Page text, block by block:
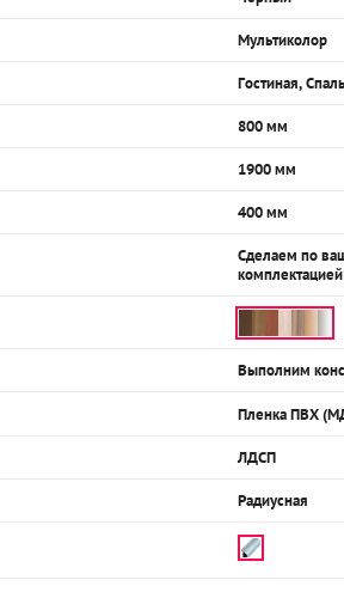
Мультиколор
Гостиная,
800 мм
1900 мм
400 мм
Сделаем по
Выполним
Пленка ПВХ
ЛДСП
Радиусная